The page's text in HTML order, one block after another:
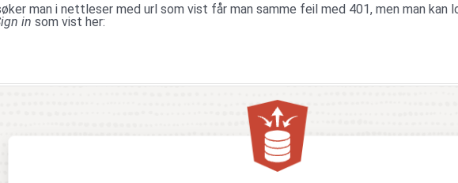
man i nettleser med url som vist får man samme feil med 401, men man kan
in som vist her: